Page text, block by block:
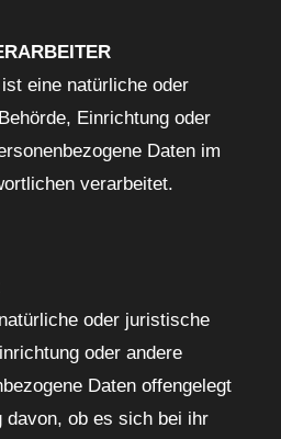
eine natürliche oder
Einrichtung oder
Daten im
verarbeitet.
oder juristische
oder andere
Daten offengelegt
davon, ob es sich bei ihr